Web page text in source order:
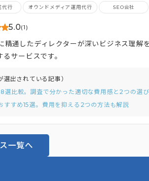
代行 オウンドメディア運用代行 SEO会社
5.0(1)
通したディレクターが深いビジネス理解
サービスです。
出されている記事）
選比較。調査で分かった適切な費用感と2つの選
すすめ15選。費用を抑える2つの方法も解説
一覧へ